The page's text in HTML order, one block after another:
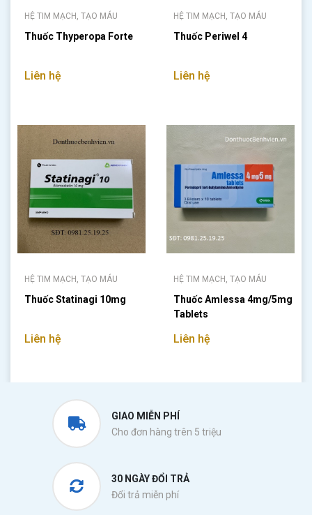
HỆ TIM MẠCH, TẠO MÁU
Thuốc Thyperopa Forte
Liên hệ
HỆ TIM MẠCH, TẠO MÁU
Thuốc Periwel 4
Liên hệ
HỆ TIM MẠCH, TẠO MÁU
Thuốc Statinagi 10mg
Liên hệ
HỆ TIM MẠCH, TẠO MÁU
Thuốc Amlessa 4mg/5mg
Tablets
Liên hệ
GIAO MIỄN PHÍ
Cho đơn hàng trên 5 triệu
30 NGÀY ĐỔI TRẢ
Đổi trả miễn phí